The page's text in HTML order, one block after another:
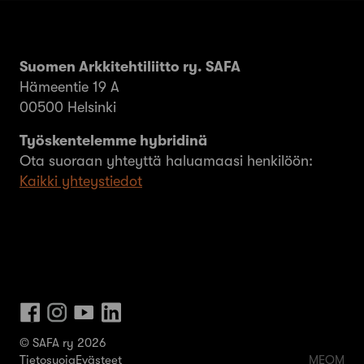
Suomen Arkkitehtiliitto ry. SAFA
Hämeentie 19 A
00500 Helsinki
Työskentelemme hybridinä
Ota suoraan yhteyttä haluamaasi henkilöön:
Kaikki yhteystiedot
© SAFA ry 2026
TietosuojaEvästeet MEOM